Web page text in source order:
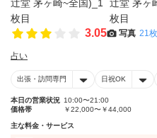
3.05 写真 21枚
占い
出張・訪問専門 日祝OK
本日の営業状況 10:00〜21:00
価格帯
￥22,000〜￥44,000
主な料金・サービス